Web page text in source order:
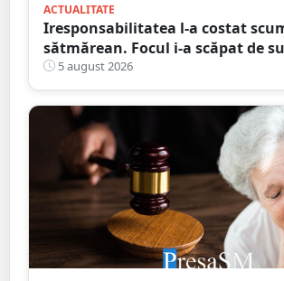
ACTUALITATE
Iresponsabilitatea l-a costat
sătmărean. Focul i-a scăpat de
La un pas să producă pagube
5 august 2026